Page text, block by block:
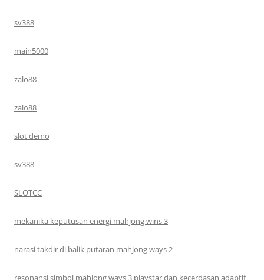
sv388
main5000
zalo88
zalo88
slot demo
sv388
SLOTCC
mekanika keputusan energi mahjong wins 3
narasi takdir di balik putaran mahjong ways 2
resonansi simbol mahjong ways 3 playstar dan kecerdasan adaptif